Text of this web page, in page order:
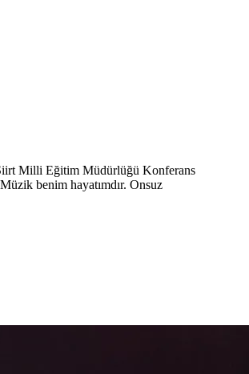
Milli Eğitim Müdürlüğü Konferans
benim hayatımdır. Onsuz